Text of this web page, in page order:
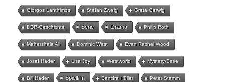
Giorgos Lanthimos Stefan Zweig Greta Gerwig
DDR-Geschichte Serie Drama Philip Roth
Mahershala Ali Dominic West Evan Rachel Wood
Josef Hader Lisa Joy Westworld Mystery-Serie
Bill Hader Spielfilm Sandra Hüller Peter Stamm